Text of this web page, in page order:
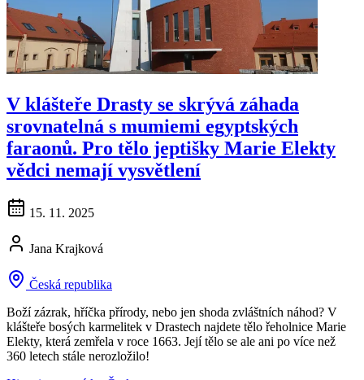
V klášteře Drasty se skrývá záhada
srovnatelná s mumiemi egyptských
faraonů. Pro tělo jeptišky Marie Elekty
vědci nemají vysvětlení
15. 11. 2025
Jana Krajková
Česká republika
Boží zázrak, hříčka přírody, nebo jen shoda zvláštních náhod? V
klášteře bosých karmelitek v Drastech najdete tělo řeholnice Marie
Elekty, která zemřela v roce 1663. Její tělo se ale ani po více než
360 letech stále nerozložilo!